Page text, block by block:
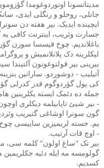
مدیتاتسونا اوتوردوغومدا
جانلی، روحلو و رنگلی ایدی،
ایچینده ایدیک. بیر هفته دن
جسارت وئریب، اینترنت کافی یه
باغلاندیم. چوخ قیسسا سورن
لیکلرینه دک پلانلانمیش و
بیرینی بیر قولتوغونون آلتیندا
آتیلیب - دوشوردو. سارانین
کی یول گؤردوگوم قدر کدرلی
جمله ده دئمک ایسته یکلرینین
- بیر شیئ تاپابیلمه دیکلری
گون سونرا اوشاغی گتیریب
یم. خسته لریمیزین ساییسی چوخ
- اوچ قات آرتیب.
بیر تک "ساغ اولون" کلمه سی،
گولومسه مه ایله دئیه
کسدیم.